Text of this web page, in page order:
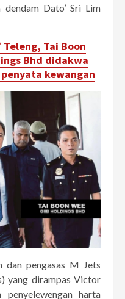
Dato’ Sri Lim
Teleng, Tai Boon
Bhd didakwa
kewangan
dan pengasas M Jets
yang dirampas Victor
harta